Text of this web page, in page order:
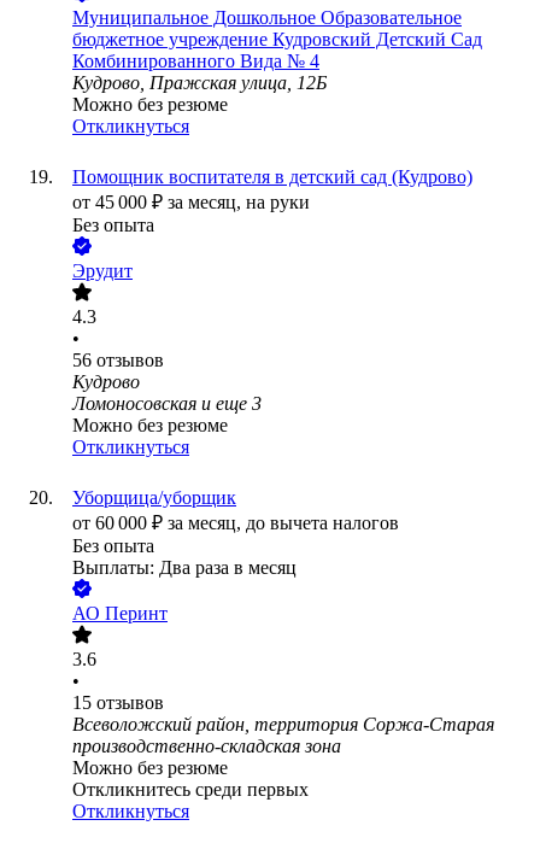
Муниципальное Дошкольное Образовательное
бюджетное учреждение Кудровский Детский Сад
Комбинированного Вида № 4
Кудрово, Пражская улица, 12Б
Можно без резюме
Откликнуться
Помощник воспитателя в детский сад (Кудрово)
от 45 000 ₽ за месяц, на руки
Без опыта
Эрудит
4.3
•
56 отзывов
Кудрово
Ломоносовская и еще 3
Можно без резюме
Откликнуться
Уборщица/уборщик
от 60 000 ₽ за месяц, до вычета налогов
Без опыта
Выплаты: Два раза в месяц
АО Перинт
3.6
•
15 отзывов
Всеволожский район, территория Соржа-Старая
производственно-складская зона
Можно без резюме
Откликнитесь среди первых
Откликнуться